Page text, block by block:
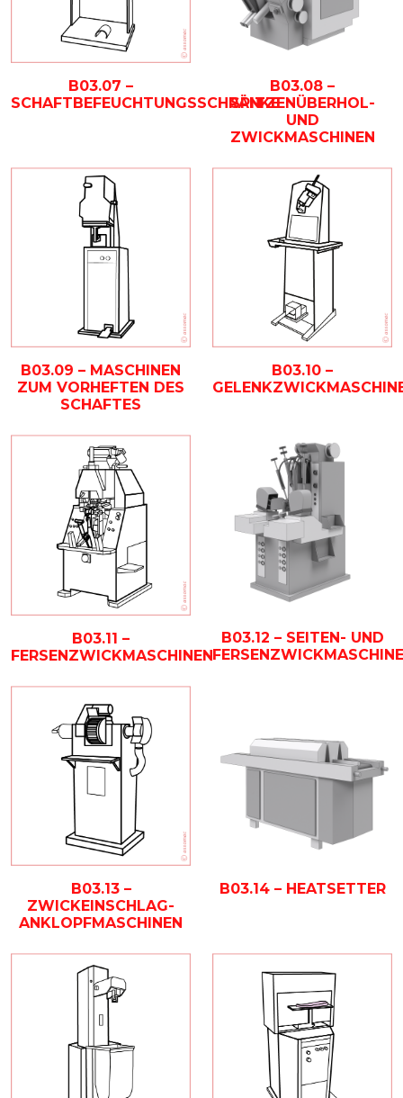
B03.07 –
SCHAFTBEFEUCHTUNGSSCHRÄNKE
B03.08 –
SPITZENÜBERHOL-
UND
ZWICKMASCHINEN
B03.09 – MASCHINEN
ZUM VORHEFTEN DES
SCHAFTES
B03.10 –
B03.11 –
FERSENZWICKMASCHINEN
B03.12 – SEITEN- UND
B03.13 –
ZWICKEINSCHLAG-
ANKLOPFMASCHINEN
B03.14 – HEATSETTER